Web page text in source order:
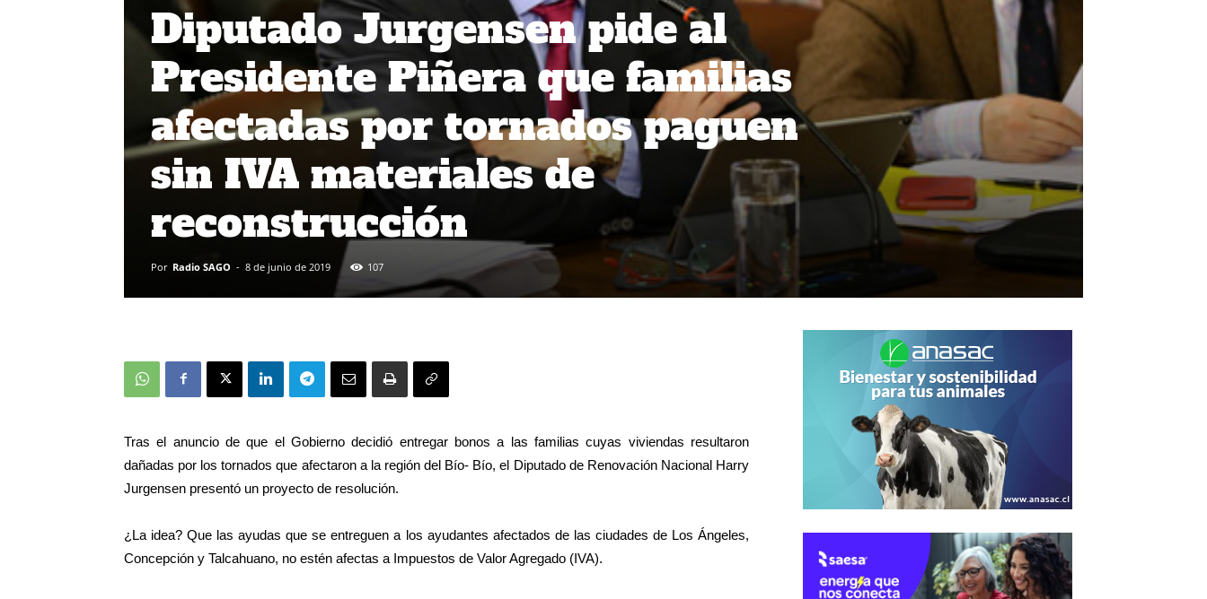
Diputado Jurgensen pide al
Presidente Piñera que familias
afectadas por tornados paguen
sin IVA materiales de
reconstrucción
Por Radio SAGO - 8 de junio de 2019 107
Tras el anuncio de que el Gobierno decidió entregar bonos a las familias cuyas viviendas resultaron
dañadas por los tornados que afectaron a la región del Bío- Bío, el Diputado de Renovación Nacional Harry
Jurgensen presentó un proyecto de resolución.
¿La idea? Que las ayudas que se entreguen a los ayudantes afectados de las ciudades de Los Ángeles,
Concepción y Talcahuano, no estén afectas a Impuestos de Valor Agregado (IVA).